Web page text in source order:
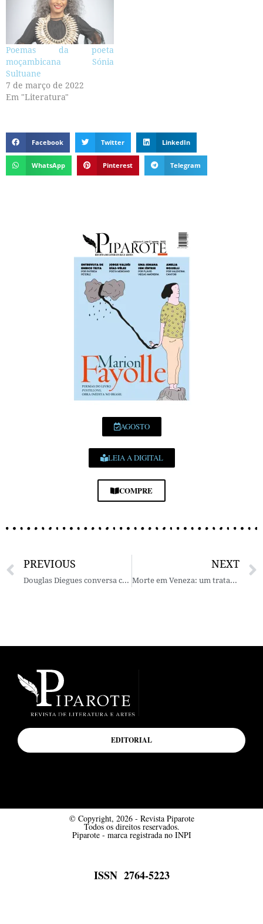
Poemas da poeta
moçambicana Sónia
Sultuane
7 de março de 2022
Em "Literatura"
Facebook Twitter LinkedIn
WhatsApp Pinterest Telegram
AGOSTO
LEIA A DIGITAL
COMPRE
PREVIOUS
Douglas Diegues conversa com Antonio Risério sobre “Outrossim”
NEXT
Morte em Veneza: um tratado estético de Luchino Visconti – Por Flávio Viegas Amoreira
EDITORIAL
© Copyright, 2026 - Revista Piparote
Todos os direitos reservados.
Piparote - marca registrada no INPI
ISSN 2764-5223